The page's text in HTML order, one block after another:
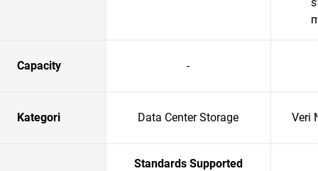
Capacity -
Kategori Data Center Storage Veri
Standards Supported